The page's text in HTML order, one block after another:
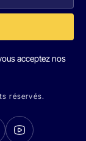
acceptez nos
réservés.